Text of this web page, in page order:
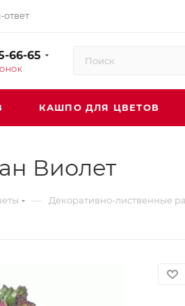
66-65
КАШПО ДЛЯ ЦВЕТОВ
Виолет
— Декоративно-лиственные